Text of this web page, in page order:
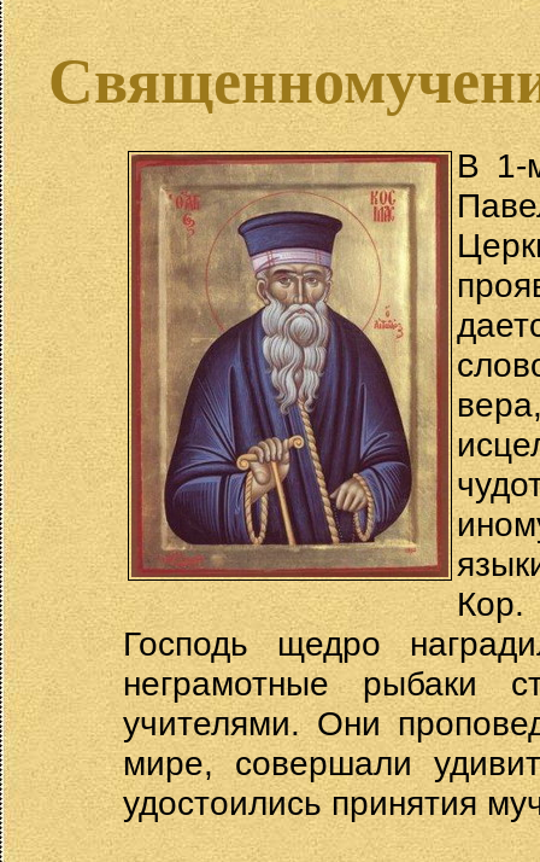
В 1-
Господь щедро
неграмотные рыбаки
учителями. Они
мире, совершали
удостоились принятия